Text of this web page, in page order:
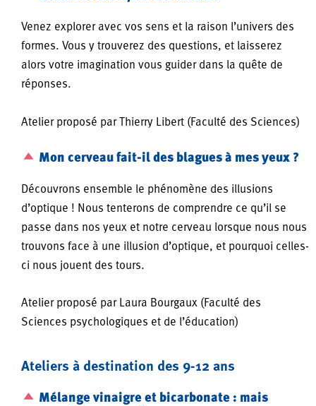
Venez explorer avec vos sens et la raison l’univers des
formes. Vous y trouverez des questions, et laisserez
alors votre imagination vous guider dans la quête de
réponses.
Atelier proposé par Thierry Libert (Faculté des Sciences)
Mon cerveau fait-il des blagues à mes yeux ?
Découvrons ensemble le phénomène des illusions
d’optique ! Nous tenterons de comprendre ce qu’il se
passe dans nos yeux et notre cerveau lorsque nous nous
trouvons face à une illusion d’optique, et pourquoi celles-
ci nous jouent des tours.
Atelier proposé par Laura Bourgaux (Faculté des
Sciences psychologiques et de l’éducation)
Ateliers à destination des 9-12 ans
Mélange vinaigre et bicarbonate : mais